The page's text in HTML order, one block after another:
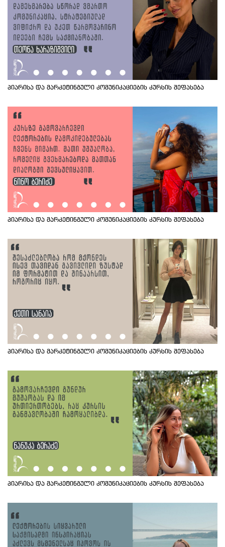
პიარისა და მარკეტინგული კომუნიკაციების კურსის შეფასება
პიარისა და მარკეტინგული კომუნიკაციების კურსის შეფასება
პიარისა და მარკეტინგული კომუნიკაციების კურსის შეფასება
პიარისა და მარკეტინგული კომუნიკაციების კურსის შეფასება